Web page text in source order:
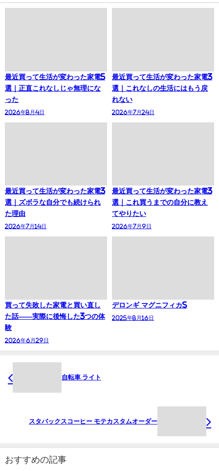
最近買って生活が変わった家電5
選｜正直これなしじゃ無理にな
った
2026年8月4日
最近買って生活が変わった家電3
選｜これなしの生活にはもう戻
れない
2026年7月24日
最近買って生活が変わった家電3
選｜ズボラな自分でも続けられ
た理由
2026年7月14日
最近買って生活が変わった家電3
選｜これ買うまでの自分に教え
てやりたい
2026年7月9日
買って失敗した家電と買い直し
た話——実際に後悔した3つの体
験
2026年6月29日
デロンギ マグニフィカS
2025年8月16日
自転車 ライト
スタバックスコーヒー モテカスタムオーダー
おすすめの記事